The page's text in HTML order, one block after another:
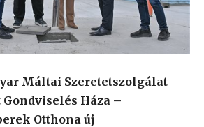
Máltai Szeretetszolgálat
Háza –
Otthona új